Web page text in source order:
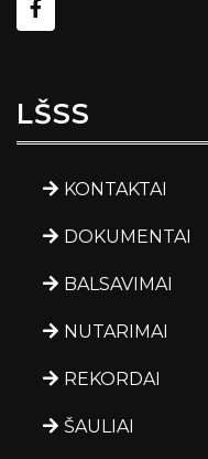
LŠSS
KONTAKTAI
DOKUMENTAI
BALSAVIMAI
NUTARIMAI
REKORDAI
ŠAULIAI